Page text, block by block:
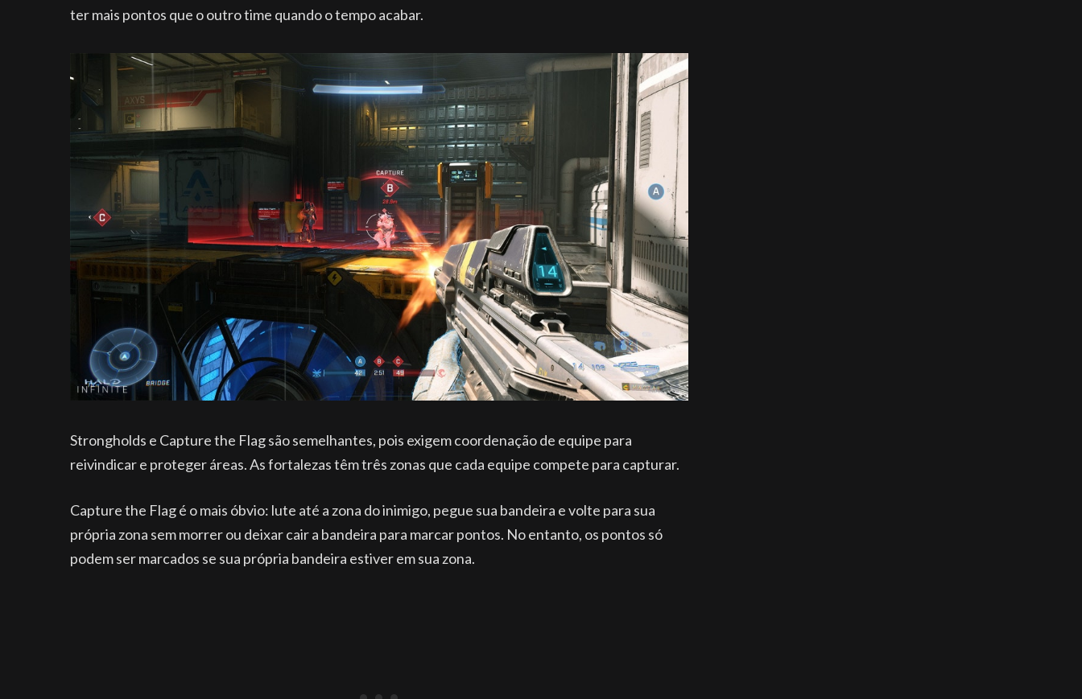
ter mais pontos que o outro time quando o tempo acabar.
Strongholds e Capture the Flag são semelhantes, pois exigem coordenação de equipe para
reivindicar e proteger áreas. As fortalezas têm três zonas que cada equipe compete para capturar.
Capture the Flag é o mais óbvio: lute até a zona do inimigo, pegue sua bandeira e volte para sua
própria zona sem morrer ou deixar cair a bandeira para marcar pontos. No entanto, os pontos só
podem ser marcados se sua própria bandeira estiver em sua zona.